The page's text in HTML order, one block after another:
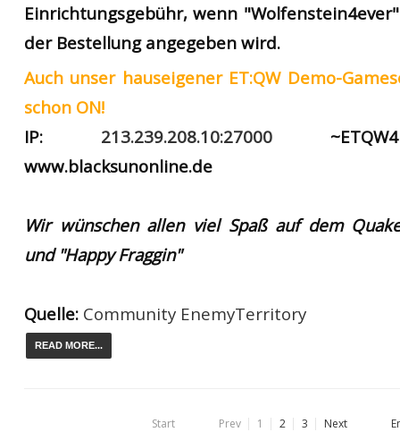
Einrichtungsgebühr, wenn
der Bestellung angegeben wird.
Auch unser hauseigener ET:QW Demo-
schon ON!
IP: 213.239.208.10:27000
www.blacksunonline.de
Wir wünschen allen viel Spaß auf dem
und "Happy Fraggin"
Quelle: Community EnemyTerritory
READ MORE...
Start Prev 1 2 3 Next